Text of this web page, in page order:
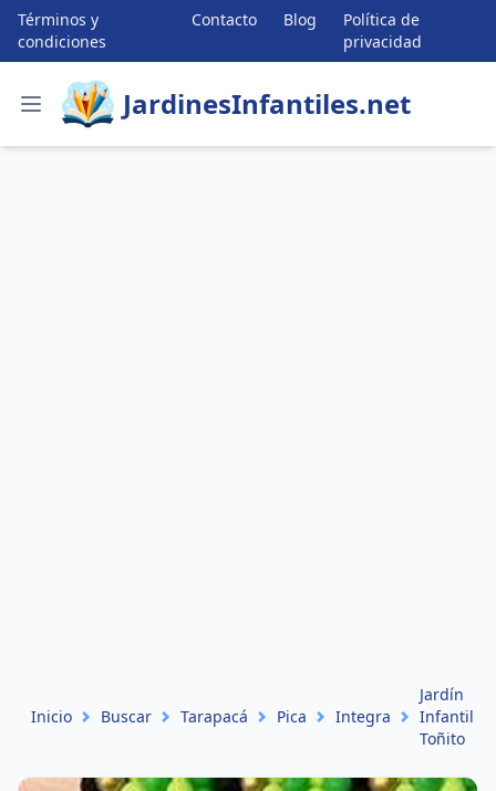
Términos y
condiciones
Contacto Blog
Política de
privacidad
JardinesInfantiles.net
Inicio Buscar Tarapacá Pica Integra
Jardín
Infantil
Toñito